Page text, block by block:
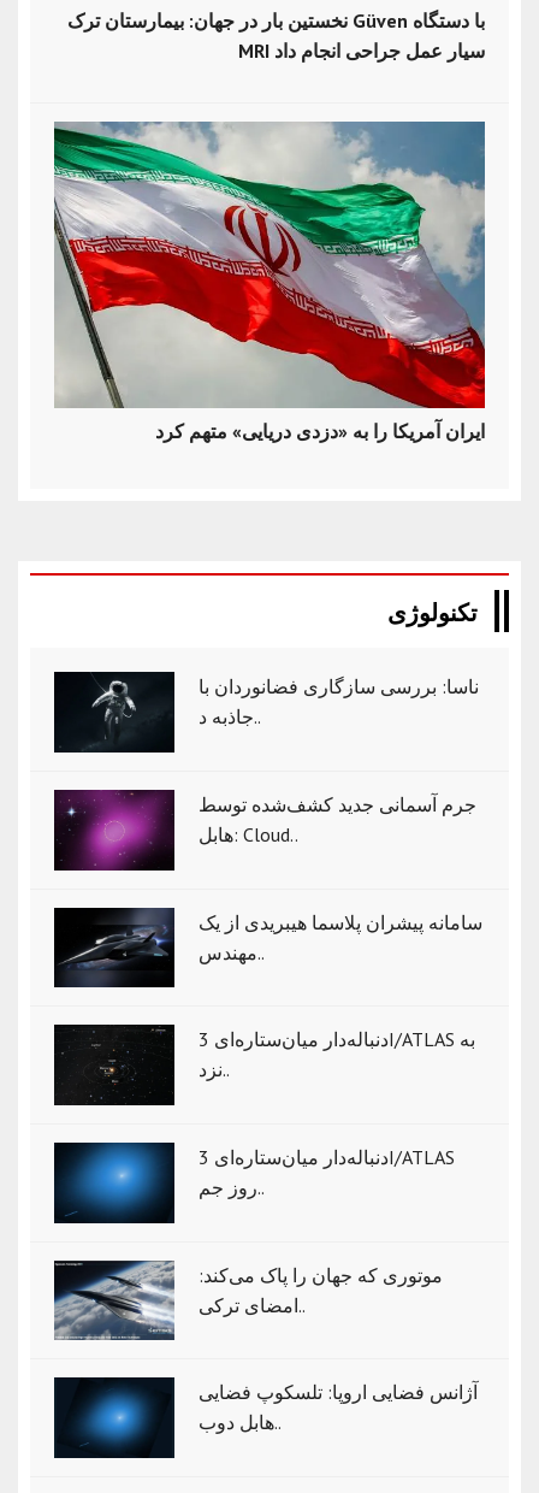
نخستین بار در جهان: بیمارستان ترک Güven با دستگاه
MRI سیار عمل جراحی انجام داد
ایران آمریکا را به «دزدی دریایی» متهم کرد
تکنولوژی
ناسا: بررسی سازگاری فضانوردان با
جاذبه د..
جرم آسمانی جدید کشف‌شده توسط
هابل: Cloud..
سامانه پیشران پلاسما هیبریدی از یک
مهندس..
دنباله‌دار میان‌ستاره‌ای 3I/ATLAS به
نزد..
دنباله‌دار میان‌ستاره‌ای 3I/ATLAS
روز جم..
موتوری که جهان را پاک می‌کند:
امضای ترکی..
آژانس فضایی اروپا: تلسکوپ فضایی
هابل دوب..